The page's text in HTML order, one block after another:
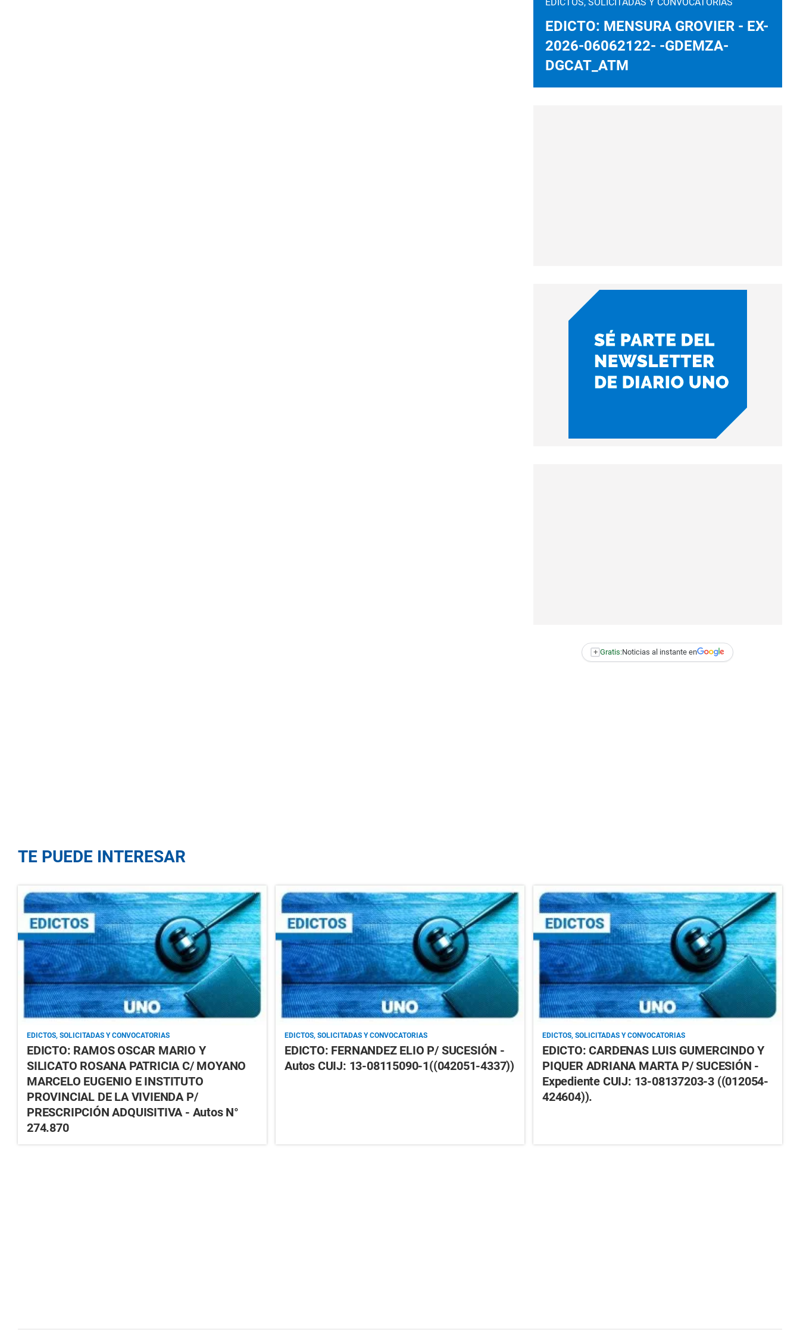
EDICTO: MENSURA GROVIER - EX-
2026-06062122- -GDEMZA-
DGCAT_ATM
+ Gratis:Noticias al instante en
TE PUEDE INTERESAR
EDICTOS, SOLICITADAS Y CONVOCATORIAS
EDICTO: RAMOS OSCAR MARIO Y
SILICATO ROSANA PATRICIA C/ MOYANO
MARCELO EUGENIO E INSTITUTO
PROVINCIAL DE LA VIVIENDA P/
PRESCRIPCIÓN ADQUISITIVA - Autos N°
274.870
EDICTOS, SOLICITADAS Y CONVOCATORIAS
EDICTO: FERNANDEZ ELIO P/ SUCESIÓN -
Autos CUIJ: 13-08115090-1((042051-4337))
EDICTOS, SOLICITADAS Y CONVOCATORIAS
EDICTO: CARDENAS LUIS GUMERCINDO Y
PIQUER ADRIANA MARTA P/ SUCESIÓN -
Expediente CUIJ: 13-08137203-3 ((012054-
424604)).